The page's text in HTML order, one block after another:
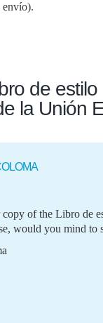
envío).
de estilo
la Unión
of the Libro de
would you mind to